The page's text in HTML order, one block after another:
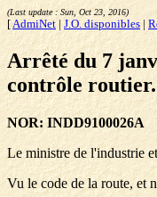
(Last update :Sun, Oct 23, 2016)
[AdmiNet|J.O. disponibles|
Arrêté du 7
contrôle routier.
NOR: INDD9100026A
Le ministre de l'industrie
Vu le code de la route, et